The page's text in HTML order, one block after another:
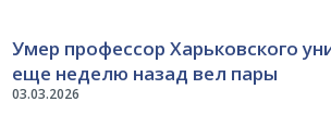
03.03.2026
Умер профессор Харьковского
еще неделю назад вел пары